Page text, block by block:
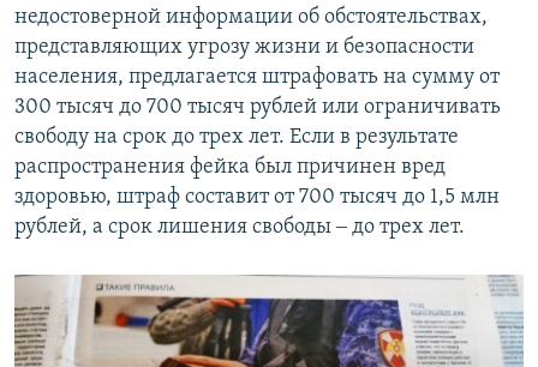
недостоверной информации об обстоятельствах,
представляющих угрозу жизни и безопасности
населения, предлагается штрафовать на сумму от
300 тысяч до 700 тысяч рублей или ограничивать
свободу на срок до трех лет. Если в результате
распространения фейка был причинен вред
здоровью, штраф составит от 700 тысяч до 1,5 млн
рублей, а срок лишения свободы ‒ до трех лет.